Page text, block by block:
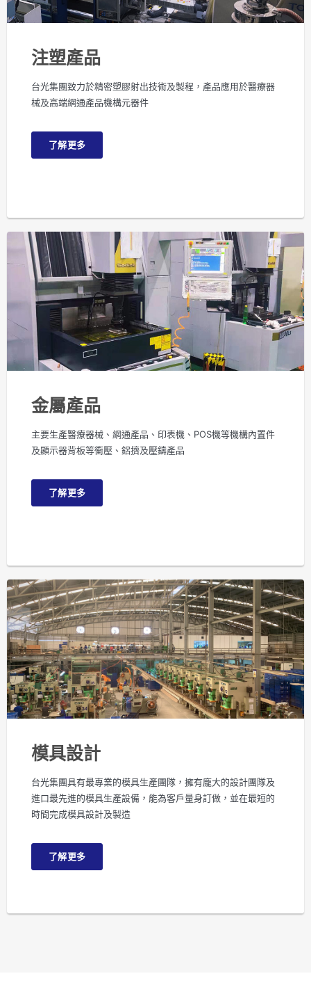
注塑產品
台光集團致力於精密塑膠射出技術及製程，產品應用於醫療器
械及高端網通產品機構元器件
了解更多
金屬產品
主要生產醫療器械、網通產品、印表機、POS機等機構內置件
及顯示器背板等衝壓、鋁擠及壓鑄產品
了解更多
模具設計
台光集團具有最專業的模具生產團隊，擁有龐大的設計團隊及
進口最先進的模具生產設備，能為客戶量身訂做，並在最短的
時間完成模具設計及製造
了解更多